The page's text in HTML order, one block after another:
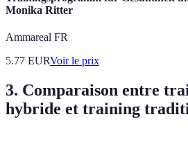
Monika Ritter
Ammareal FR
5.77 EURVoir le prix
3. Comparaison entre
hybride et training